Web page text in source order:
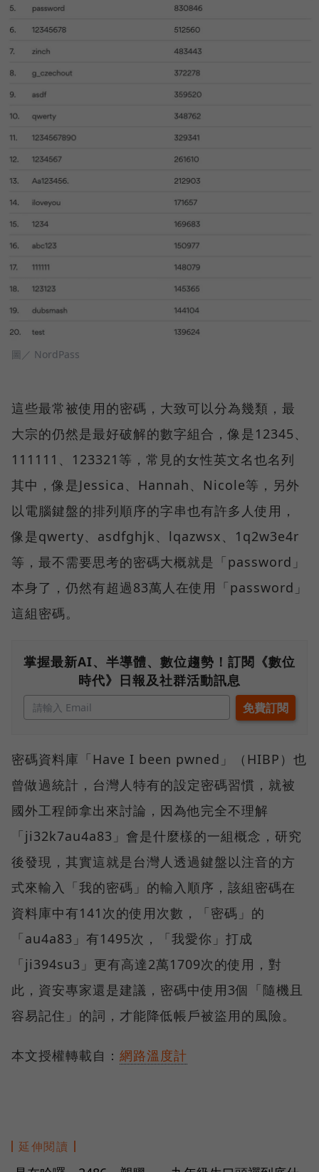
圖／ NordPass
這些最常被使用的密碼，大致可以分為幾類，最
大宗的仍然是最好破解的數字組合，像是12345、
111111、123321等，常見的女性英文名也名列
其中，像是Jessica、Hannah、Nicole等，另外
以電腦鍵盤的排列順序的字串也有許多人使用，
像是qwerty、asdfghjk、lqazwsx、1q2w3e4r
等，最不需要思考的密碼大概就是「password」
本身了，仍然有超過83萬人在使用「password」
這組密碼。
掌握最新AI、半導體、數位趨勢！訂閱《數位
時代》日報及社群活動訊息
密碼資料庫「Have I been pwned」（HIBP）也
曾做過統計，台灣人特有的設定密碼習慣，就被
國外工程師拿出來討論，因為他完全不理解
「ji32k7au4a83」會是什麼樣的一組概念，研究
後發現，其實這就是台灣人透過鍵盤以注音的方
式來輸入「我的密碼」的輸入順序，該組密碼在
資料庫中有141次的使用次數，「密碼」的
「au4a83」有1495次，「我愛你」打成
「ji394su3」更有高達2萬1709次的使用，對
此，資安專家還是建議，密碼中使用3個「隨機且
容易記住」的詞，才能降低帳戶被盜用的風險。
本文授權轉載自： 網路溫度計
延伸閱讀